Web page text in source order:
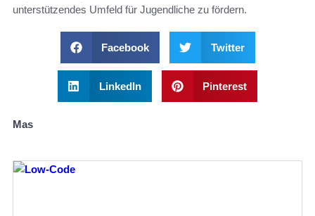
unterstützendes Umfeld für Jugendliche zu fördern.
Facebook Twitter
LinkedIn Pinterest
Mas